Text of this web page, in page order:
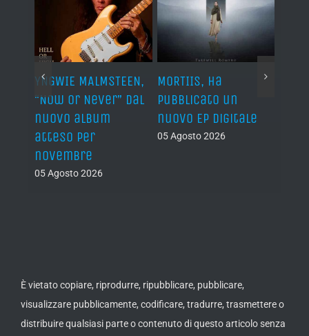
YNGWIE MALMSTEEN,
“Now Or Never” dal
nuovo album
atteso per
novembre
05 Agosto 2026
MORTIIS, ha
pubblicato un
nuovo EP digitale
05 Agosto 2026
È vietato copiare, riprodurre, ripubblicare, pubblicare,
visualizzare pubblicamente, codificare, tradurre, trasmettere o
distribuire qualsiasi parte o contenuto di questo articolo senza